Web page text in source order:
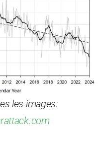
les images: